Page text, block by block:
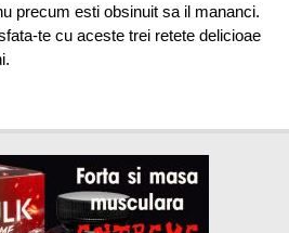
precum esti obsinuit sa il mananci.
te cu aceste trei retete delicioae